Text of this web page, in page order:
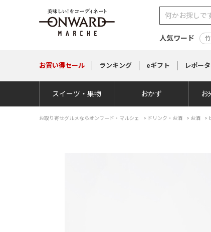
人気ワード
お買い得セール ランキング eギフト レポー
スイーツ・果物 おかず お
お取り寄せグルメならオンワード・マルシェ > ドリンク・お酒 > お酒 >